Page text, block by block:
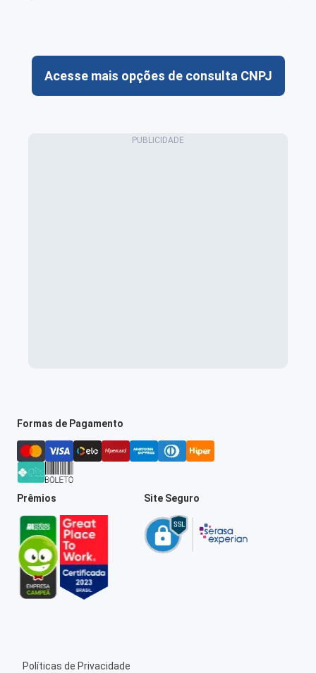
Acesse mais opções de consulta CNPJ
Formas de Pagamento
Prêmios Site Seguro
Políticas de Privacidade